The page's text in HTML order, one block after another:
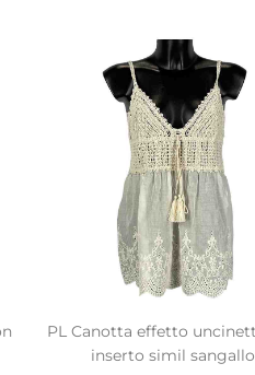
PL Canotta effetto
inserto simil sangallo